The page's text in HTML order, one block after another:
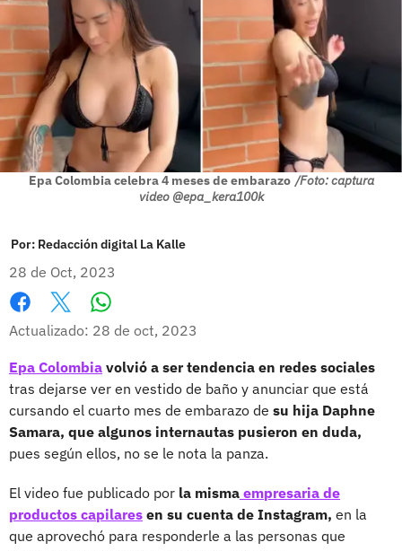
Epa Colombia celebra 4 meses de embarazo /Foto: captura
video @epa_kera100k
Por: Redacción digital La Kalle
28 de Oct, 2023
Facebook
X
Actualizado: 28 de oct, 2023
Epa Colombia volvió a ser tendencia en redes sociales
tras dejarse ver en vestido de baño y anunciar que está
cursando el cuarto mes de embarazo de su hija Daphne
Samara, que algunos internautas pusieron en duda,
pues según ellos, no se le nota la panza.
El video fue publicado por la misma empresaria de
productos capilares en su cuenta de Instagram, en la
que aprovechó para responderle a las personas que